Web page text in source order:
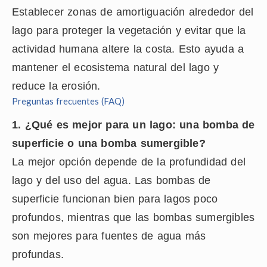
Establecer zonas de amortiguación alrededor del
lago para proteger la vegetación y evitar que la
actividad humana altere la costa. Esto ayuda a
mantener el ecosistema natural del lago y
reduce la erosión.
Preguntas frecuentes (FAQ)
1. ¿Qué es mejor para un lago: una bomba de
superficie o una bomba sumergible?
La mejor opción depende de la profundidad del
lago y del uso del agua. Las bombas de
superficie funcionan bien para lagos poco
profundos, mientras que las bombas sumergibles
son mejores para fuentes de agua más
profundas.